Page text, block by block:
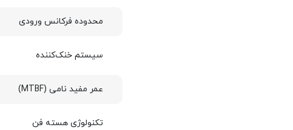
محدوده فرکانس ورودی
سیستم خنک‌کننده
عمر مفید نامی (MTBF)
تکنولوژی هسته فن